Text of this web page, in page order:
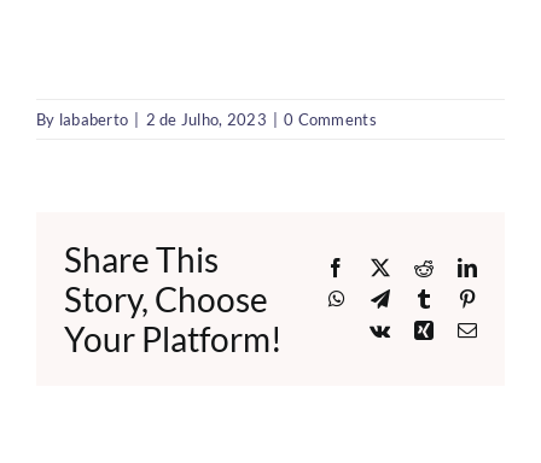
By lababerto 2 de Julho, 2023 0 Comments
Share This
Story, Choose
Your Platform!
Facebook
X Reddit
WhatsApp
TelegramTumblr
Vk
XingEmail